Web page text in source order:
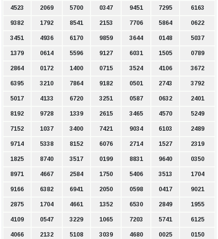
4523 2069 5700 0347 9451 7295 6163
9382 1792 8541 2153 7706 5864 0622
3451 4936 6170 9859 3644 0148 5037
1379 0614 5596 9127 6031 1505 0789
2864 0172 1400 0715 3524 4106 3672
6395 3210 7864 9182 0501 2743 3792
5017 4133 6720 3251 0587 0632 2401
8192 9728 1339 2615 3465 4570 5249
7152 1037 3400 7421 9034 6103 2489
9714 5338 8152 6076 2714 1527 2319
1825 8740 3517 0199 8831 9640 0350
8971 4667 2584 1750 5406 3513 1704
9166 6382 6941 2050 0598 0417 9021
2875 1704 4661 1352 6530 2849 1955
4109 0547 3229 1065 7203 5741 6125
4066 2132 5108 3039 4680 0025 0150